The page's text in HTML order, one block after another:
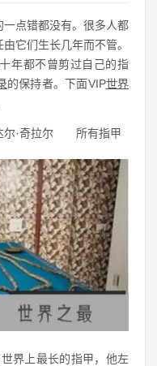
点错都没有。很多人都
它们生长几年而不管。
年都不曾剪过自己的指
的保持者。下面VIP世界
尔·奇拉尔 所有指甲
界上最长的指甲，他左